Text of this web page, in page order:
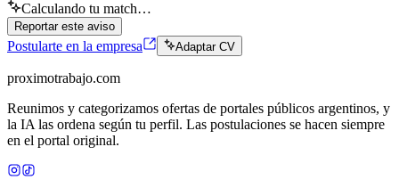
Calculando tu match…
Reportar este aviso
Postularte en la empresa Adaptar CV
proximotrabajo.com
Reunimos y categorizamos ofertas de portales públicos argentinos, y
la IA las ordena según tu perfil. Las postulaciones se hacen siempre
en el portal original.